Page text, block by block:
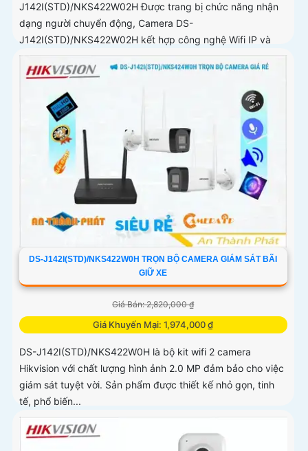
J142I(STD)/NKS422W02H Được trang bị chức năng nhận
dạng người chuyển động, Camera DS-
J142I(STD)/NKS422W02H kết hợp công nghệ Wifi IP và
Ánh Sáng...
DS-J142I(STD)/NKS422W0H TRỌN BỘ CAMERA GIÁM SÁT BÃI
GIỮ XE
Giá Bán: 2,820,000 ₫
Giá Khuyến Mại: 1,974,000 ₫
DS-J142I(STD)/NKS422W0H là bộ kit wifi 2 camera
Hikvision với chất lượng hình ảnh 2.0 MP đảm bảo cho việc
giám sát tuyệt vời. Sản phẩm được thiết kế nhỏ gọn, tinh
tế, phổ biến...